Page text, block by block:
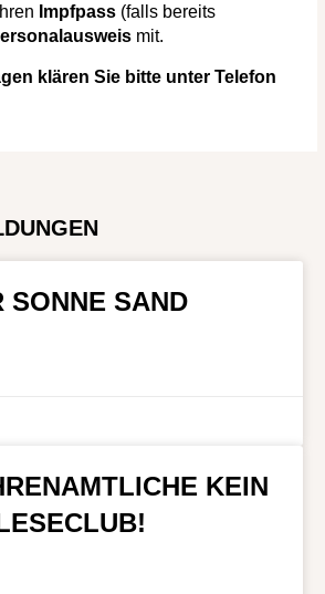
Impfpass (falls bereits
mit.
klären Sie bitte unter Telefon
SONNE SAND
KEIN